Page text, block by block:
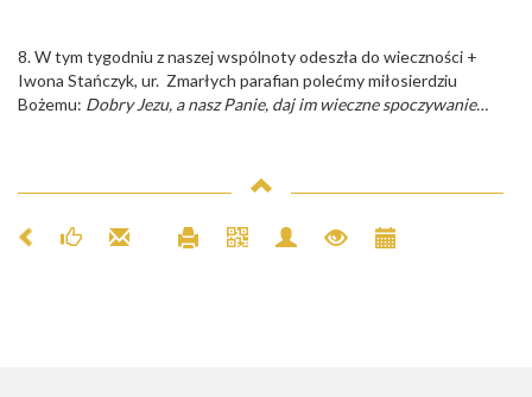
8. W tym tygodniu z naszej wspólnoty odeszła do wieczności +
Iwona Stańczyk, ur. Zmarłych parafian polećmy miłosierdziu
Bożemu: Dobry Jezu, a nasz Panie, daj im wieczne spoczywanie…